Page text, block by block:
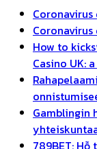
Coronavirus
Coronavirus
How to
Casino UK:
Gamblingin
789BET: